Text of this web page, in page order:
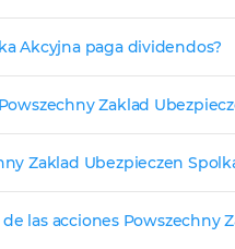
Akcyjna paga dividendos?
Zaklad
Zaklad Ubezpieczen
las acciones Powszechny